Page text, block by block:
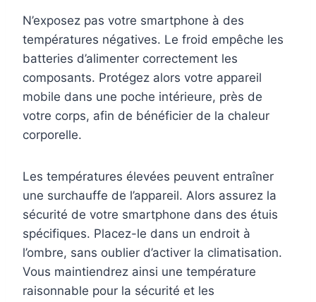
N’exposez pas votre smartphone à des
températures négatives. Le froid empêche les
batteries d’alimenter correctement les
composants. Protégez alors votre appareil
mobile dans une poche intérieure, près de
votre corps, afin de bénéficier de la chaleur
corporelle.
Les températures élevées peuvent entraîner
une surchauffe de l’appareil. Alors assurez la
sécurité de votre smartphone dans des étuis
spécifiques. Placez-le dans un endroit à
l’ombre, sans oublier d’activer la climatisation.
Vous maintiendrez ainsi une température
raisonnable pour la sécurité et les